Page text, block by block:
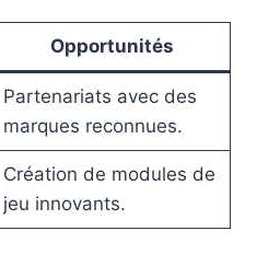
Opportunités
Partenariats avec des
marques reconnues.
Création de modules de
jeu innovants.